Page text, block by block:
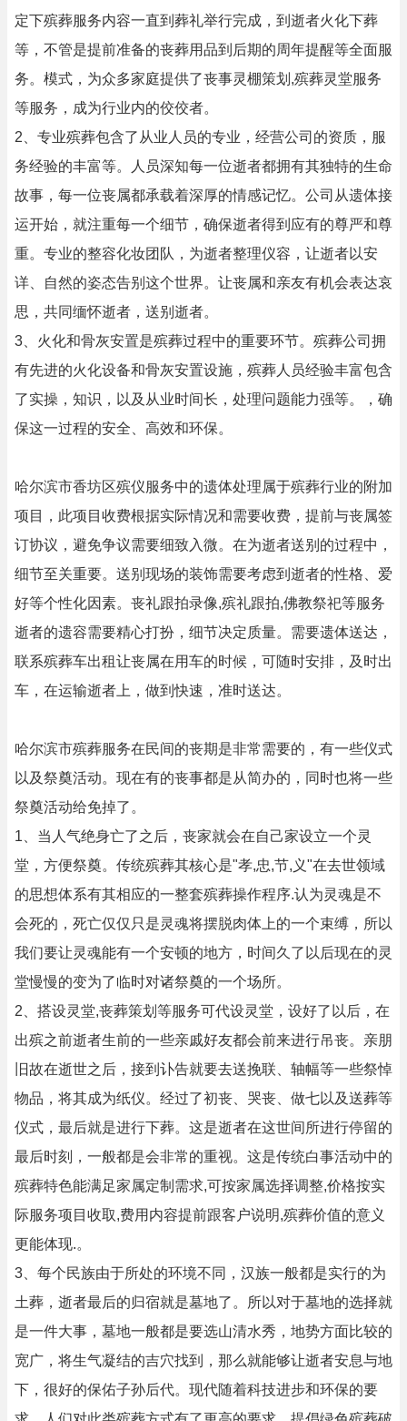
定下殡葬服务内容一直到葬礼举行完成，到逝者火化下葬
等，不管是提前准备的丧葬用品到后期的周年提醒等全面服
务。模式，为众多家庭提供了丧事灵棚策划,殡葬灵堂服务
等服务，成为行业内的佼佼者。
2、专业殡葬包含了从业人员的专业，经营公司的资质，服
务经验的丰富等。人员深知每一位逝者都拥有其独特的生命
故事，每一位丧属都承载着深厚的情感记忆。公司从遗体接
运开始，就注重每一个细节，确保逝者得到应有的尊严和尊
重。专业的整容化妆团队，为逝者整理仪容，让逝者以安
详、自然的姿态告别这个世界。让丧属和亲友有机会表达哀
思，共同缅怀逝者，送别逝者。
3、火化和骨灰安置是殡葬过程中的重要环节。殡葬公司拥
有先进的火化设备和骨灰安置设施，殡葬人员经验丰富包含
了实操，知识，以及从业时间长，处理问题能力强等。，确
保这一过程的安全、高效和环保。
哈尔滨市香坊区殡仪服务中的遗体处理属于殡葬行业的附加
项目，此项目收费根据实际情况和需要收费，提前与丧属签
订协议，避免争议需要细致入微。在为逝者送别的过程中，
细节至关重要。送别现场的装饰需要考虑到逝者的性格、爱
好等个性化因素。丧礼跟拍录像,殡礼跟拍,佛教祭祀等服务
逝者的遗容需要精心打扮，细节决定质量。需要遗体送达，
联系殡葬车出租让丧属在用车的时候，可随时安排，及时出
车，在运输逝者上，做到快速，准时送达。
哈尔滨市殡葬服务在民间的丧期是非常需要的，有一些仪式
以及祭奠活动。现在有的丧事都是从简办的，同时也将一些
祭奠活动给免掉了。
1、当人气绝身亡了之后，丧家就会在自己家设立一个灵
堂，方便祭奠。传统殡葬其核心是"孝,忠,节,义"在去世领域
的思想体系有其相应的一整套殡葬操作程序.认为灵魂是不
会死的，死亡仅仅只是灵魂将摆脱肉体上的一个束缚，所以
我们要让灵魂能有一个安顿的地方，时间久了以后现在的灵
堂慢慢的变为了临时对诸祭奠的一个场所。
2、搭设灵堂,丧葬策划等服务可代设灵堂，设好了以后，在
出殡之前逝者生前的一些亲戚好友都会前来进行吊丧。亲朋
旧故在逝世之后，接到讣告就要去送挽联、轴幅等一些祭悼
物品，将其成为纸仪。经过了初丧、哭丧、做七以及送葬等
仪式，最后就是进行下葬。这是逝者在这世间所进行停留的
最后时刻，一般都是会非常的重视。这是传统白事活动中的
殡葬特色能满足家属定制需求,可按家属选择调整,价格按实
际服务项目收取,费用内容提前跟客户说明,殡葬价值的意义
更能体现.。
3、每个民族由于所处的环境不同，汉族一般都是实行的为
土葬，逝者最后的归宿就是墓地了。所以对于墓地的选择就
是一件大事，墓地一般都是要选山清水秀，地势方面比较的
宽广，将生气凝结的吉穴找到，那么就能够让逝者安息与地
下，很好的保佑子孙后代。现代随着科技进步和环保的要